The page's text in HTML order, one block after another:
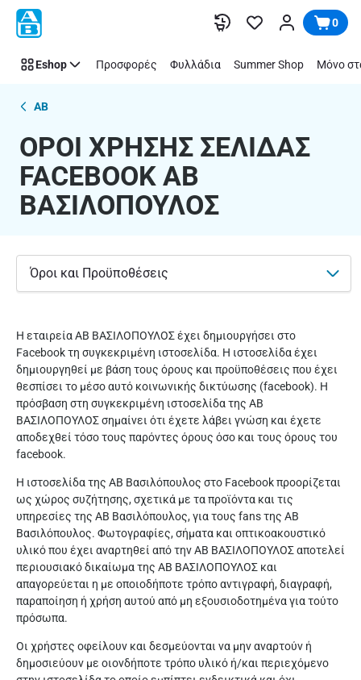
Παράλειψη
ΟΡΟΙ
ΧΡΗΣΗΣ
FACEBOOK
ΒΑΣΙΛΟΠΟΥΛΟΣ
0
Eshop Προσφορές Φυλλάδια Summer Shop Μόνο
AB
ΟΡΟΙ ΧΡΗΣΗΣ ΣΕΛΙΔΑΣ
FACEBOOK ΑΒ
ΒΑΣΙΛΟΠΟΥΛΟΣ
Όροι και Προϋποθέσεις
Η εταιρεία ΑΒ ΒΑΣΙΛΟΠΟΥΛΟΣ έχει δημιουργήσει στο
Facebook τη συγκεκριμένη ιστοσελίδα. Η ιστοσελίδα έχει
δημιουργηθεί με βάση τους όρους και προϋποθέσεις που έχει
θεσπίσει το μέσο αυτό κοινωνικής δικτύωσης (facebook). Η
πρόσβαση στη συγκεκριμένη ιστοσελίδα της ΑΒ
ΒΑΣΙΛΟΠΟΥΛΟΣ σημαίνει ότι έχετε λάβει γνώση και έχετε
αποδεχθεί τόσο τους παρόντες όρους όσο και τους όρους του
facebook.
Η ιστοσελίδα της ΑΒ Βασιλόπουλος στο Facebook προορίζεται
ως χώρος συζήτησης, σχετικά με τα προϊόντα και τις
υπηρεσίες της ΑΒ Βασιλόπουλος, για τους fans της ΑΒ
Βασιλόπουλος. Φωτογραφίες, σήματα και οπτικοακουστικό
υλικό που έχει αναρτηθεί από την ΑΒ ΒΑΣΙΛΟΠΟΥΛΟΣ αποτελεί
περιουσιακό δικαίωμα της ΑΒ ΒΑΣΙΛΟΠΟΥΛΟΣ και
απαγορεύεται η με οποιοδήποτε τρόπο αντιγραφή, διαγραφή,
παραποίηση ή χρήση αυτού από μη εξουσιοδοτημένα για τούτο
πρόσωπα.
Οι χρήστες οφείλουν και δεσμεύονται να μην αναρτούν ή
δημοσιεύουν με οιονδήποτε τρόπο υλικό ή/και περιεχόμενο